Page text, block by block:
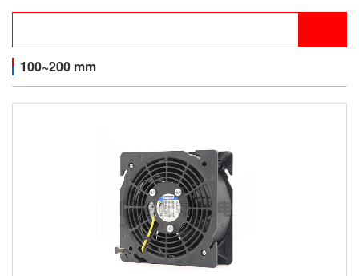
100~200 mm